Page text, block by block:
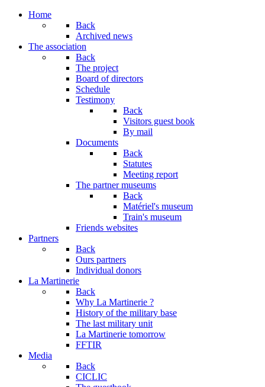
Home
Back
Archived news
The association
Back
The project
Board of directors
Schedule
Testimony
Back
Visitors guest book
By mail
Documents
Back
Statutes
Meeting report
The partner museums
Back
Matériel's museum
Train's museum
Friends websites
Partners
Back
Ours partners
Individual donors
La Martinerie
Back
Why La Martinerie ?
History of the military base
The last military unit
La Martinerie tomorrow
FFTIR
Media
Back
CICLIC